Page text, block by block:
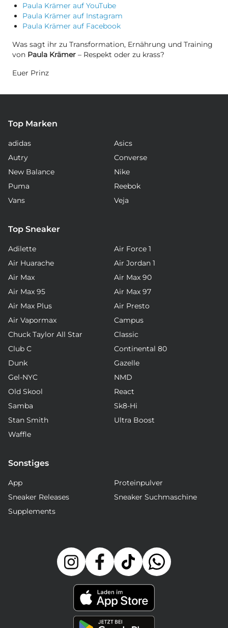
Paula Krämer auf YouTube
Paula Krämer auf Instagram
Paula Krämer auf Facebook
Was sagt ihr zu Transformation, Ernährung und Training
von Paula Krämer – Respekt oder zu krass?
Euer Prinz
Top Marken
adidas
Asics
Autry
Converse
New Balance
Nike
Puma
Reebok
Vans
Veja
Top Sneaker
Adilette
Air Force 1
Air Huarache
Air Jordan 1
Air Max
Air Max 90
Air Max 95
Air Max 97
Air Max Plus
Air Presto
Air Vapormax
Campus
Chuck Taylor All Star
Classic
Club C
Continental 80
Dunk
Gazelle
Gel-NYC
NMD
Old Skool
React
Samba
Sk8-Hi
Stan Smith
Ultra Boost
Waffle
Sonstiges
App
Proteinpulver
Sneaker Releases
Sneaker Suchmaschine
Supplements